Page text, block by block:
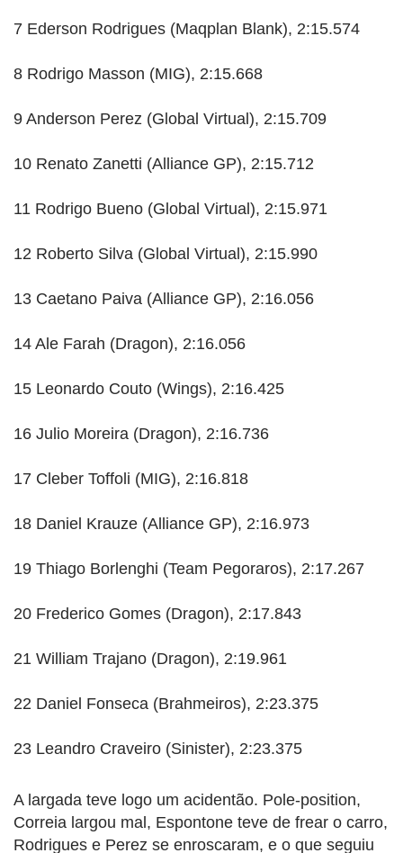
7 Ederson Rodrigues (Maqplan Blank), 2:15.574
8 Rodrigo Masson (MIG), 2:15.668
9 Anderson Perez (Global Virtual), 2:15.709
10 Renato Zanetti (Alliance GP), 2:15.712
11 Rodrigo Bueno (Global Virtual), 2:15.971
12 Roberto Silva (Global Virtual), 2:15.990
13 Caetano Paiva (Alliance GP), 2:16.056
14 Ale Farah (Dragon), 2:16.056
15 Leonardo Couto (Wings), 2:16.425
16 Julio Moreira (Dragon), 2:16.736
17 Cleber Toffoli (MIG), 2:16.818
18 Daniel Krauze (Alliance GP), 2:16.973
19 Thiago Borlenghi (Team Pegoraros), 2:17.267
20 Frederico Gomes (Dragon), 2:17.843
21 William Trajano (Dragon), 2:19.961
22 Daniel Fonseca (Brahmeiros), 2:23.375
23 Leandro Craveiro (Sinister), 2:23.375
A largada teve logo um acidentão. Pole-position,
Correia largou mal, Espontone teve de frear o carro,
Rodrigues e Perez se enroscaram, e o que seguiu